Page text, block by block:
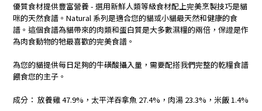
優質食材提供豐富營養 - 選用新鮮人類等級食材配上完美烹製技巧是貓
咪的天然食譜。Natural 系列是適合您的貓或小貓最天然和健康的食
譜。這個食譜為貓帶來的肉類和蛋白質是大多數濕糧的兩倍，保證是作
為肉食動物的牠最喜歡的完美食譜。
為您的貓提供每日足夠的牛磺酸攝入量，需要配搭我們完整的乾糧食譜
餵食您的主子。
成分： 放養雞 47.9%，太平洋吞拿魚 27.4%，肉湯 23.3%，米飯 1.4%